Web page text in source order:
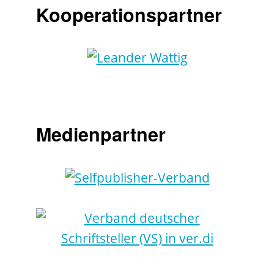
Kooperationspartner
Medienpartner